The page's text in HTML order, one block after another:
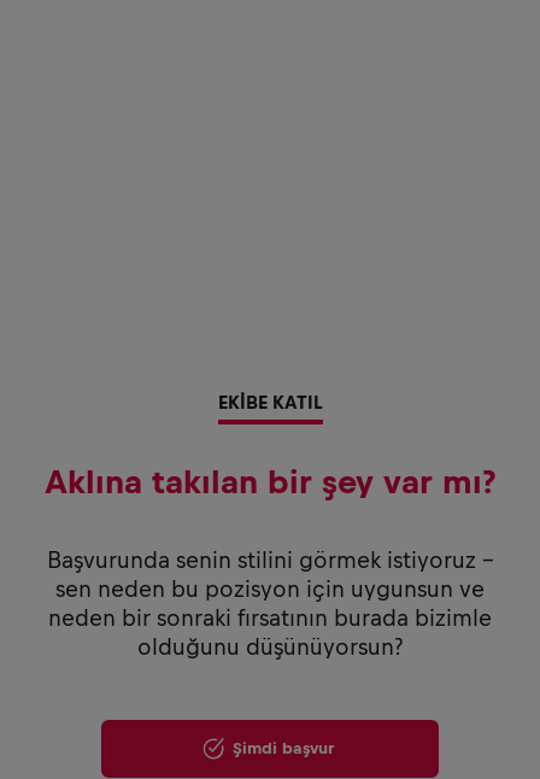
EKİBE KATIL
Aklına takılan bir şey var mı?
Başvurunda senin stilini görmek istiyoruz –
sen neden bu pozisyon için uygunsun ve
neden bir sonraki fırsatının burada bizimle
olduğunu düşünüyorsun?
Şimdi başvur